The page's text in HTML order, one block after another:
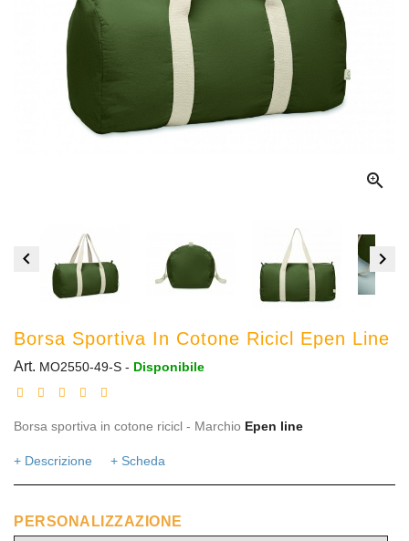

 
Borsa Sportiva In Cotone Ricicl Epen Line
Art. MO2550-49-S - Disponibile
Borsa sportiva in cotone ricicl - Marchio Epen line
+ Descrizione + Scheda
PERSONALIZZAZIONE